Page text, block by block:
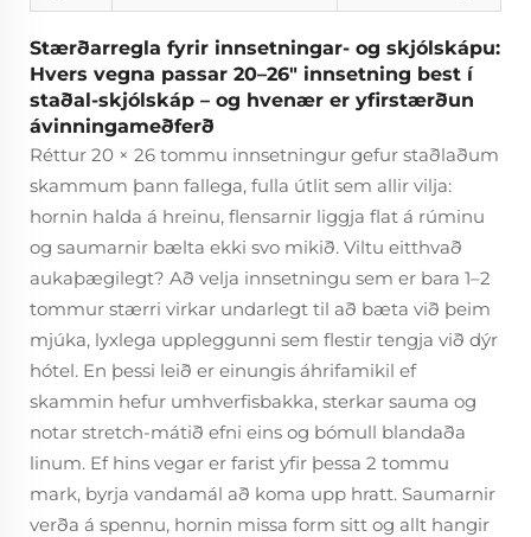
Stærðarregla fyrir innsetningar- og skjólskápu:
Hvers vegna passar 20–26" innsetning best í
staðal-skjólskáp – og hvenær er yfirstærðun
ávinningameðferð
Réttur 20 × 26 tommu innsetningur gefur staðlaðum
skammum þann fallega, fulla útlit sem allir vilja:
hornin halda á hreinu, flensarnir liggja flat á rúminu
og saumarnir bælta ekki svo mikið. Viltu eitthvað
aukaþægilegt? Að velja innsetningu sem er bara 1–2
tommur stærri virkar undarlegt til að bæta við þeim
mjúka, lyxlega uppleggunni sem flestir tengja við dýr
hótel. En þessi leið er einungis áhrifamikil ef
skammin hefur umhverfisbakka, sterkar sauma og
notar stretch-mátið efni eins og bómull blandaða
linum. Ef hins vegar er farist yfir þessa 2 tommu
mark, byrja vandamál að koma upp hratt. Saumarnir
verða á spennu, hornin missa form sitt og allt hangir